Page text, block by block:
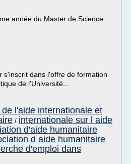
année du Master de Science
s'inscrit dans l'offre de formation
de l'Université...
l'aide internationale et
/ internationale sur l aide
d'aide humanitaire
d aide humanitaire
d'emploi dans